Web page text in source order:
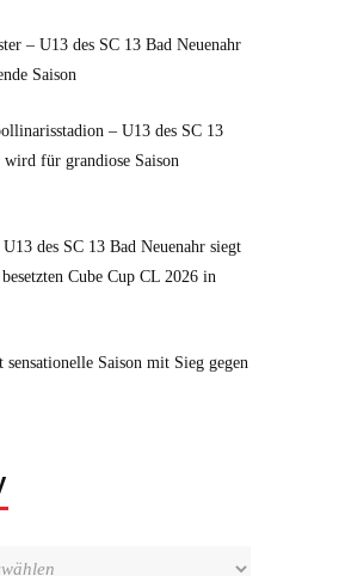
– U13 des SC 13 Bad Neuenahr
Saison
– U13 des SC 13
wird für grandiose Saison
des SC 13 Bad Neuenahr siegt
Cube Cup CL 2026 in
sensationelle Saison mit Sieg gegen